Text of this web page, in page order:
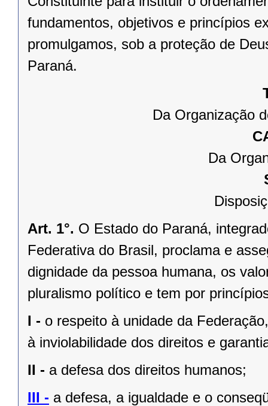
fundamentos, objetivos e princípios
promulgamos, sob a proteção de
Paraná.
Da Organização
Da
Art. 1°. O Estado do Paraná,
Federativa do Brasil, proclama e
dignidade da pessoa humana, os
pluralismo político e tem por
I - o respeito à unidade da
à inviolabilidade dos direitos e
II - a defesa dos direitos humanos;
III - a defesa, a igualdade e o